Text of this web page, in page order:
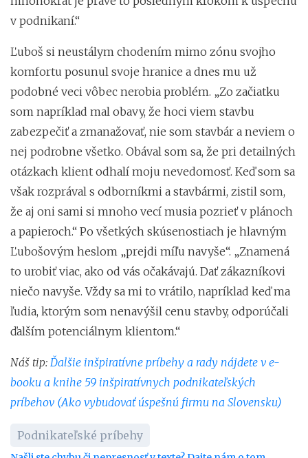
v podnikaní.“
Ľuboš si neustálym chodením mimo zónu svojho
komfortu posunul svoje hranice a dnes mu už
podobné veci vôbec nerobia problém. „Zo začiatku
som napríklad mal obavy, že hoci viem stavbu
zabezpečiť a zmanažovať, nie som stavbár a neviem o
nej podrobne všetko. Obával som sa, že pri detailných
otázkach klient odhalí moju nevedomosť. Keď som sa
však rozprával s odborníkmi a stavbármi, zistil som,
že aj oni sami si mnoho vecí musia pozrieť v plánoch
a papieroch.“ Po všetkých skúsenostiach je hlavným
Ľubošovým heslom „prejdi míľu navyše“. „Znamená
to urobiť viac, ako od vás očakávajú. Dať zákazníkovi
niečo navyše. Vždy sa mi to vrátilo, napríklad keď ma
ľudia, ktorým som nenavýšil cenu stavby, odporúčali
ďalším potenciálnym klientom.“
Náš tip: Ďalšie inšpiratívne príbehy a rady nájdete v e-
booku a knihe 59 inšpiratívnych podnikateľských
príbehov (Ako vybudovať úspešnú firmu na Slovensku)
Podnikateľské príbehy